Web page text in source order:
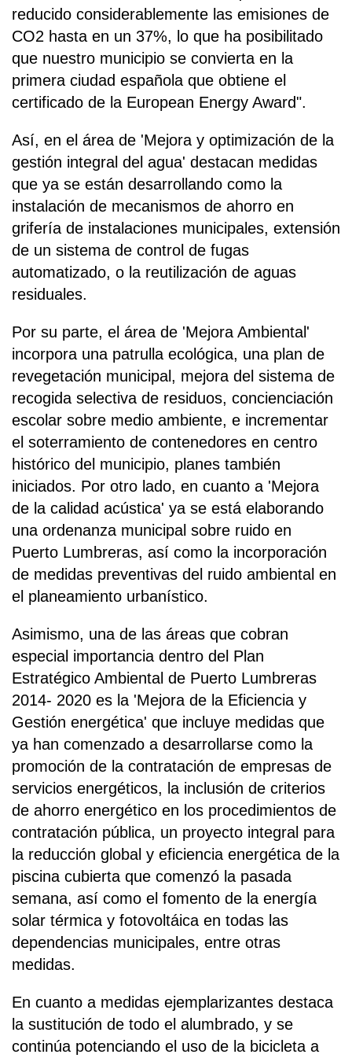
reducido considerablemente las emisiones de
CO2 hasta en un 37%, lo que ha posibilitado
que nuestro municipio se convierta en la
primera ciudad española que obtiene el
certificado de la European Energy Award".
Así, en el área de 'Mejora y optimización de la
gestión integral del agua' destacan medidas
que ya se están desarrollando como la
instalación de mecanismos de ahorro en
grifería de instalaciones municipales, extensión
de un sistema de control de fugas
automatizado, o la reutilización de aguas
residuales.
Por su parte, el área de 'Mejora Ambiental'
incorpora una patrulla ecológica, una plan de
revegetación municipal, mejora del sistema de
recogida selectiva de residuos, concienciación
escolar sobre medio ambiente, e incrementar
el soterramiento de contenedores en centro
histórico del municipio, planes también
iniciados. Por otro lado, en cuanto a 'Mejora
de la calidad acústica' ya se está elaborando
una ordenanza municipal sobre ruido en
Puerto Lumbreras, así como la incorporación
de medidas preventivas del ruido ambiental en
el planeamiento urbanístico.
Asimismo, una de las áreas que cobran
especial importancia dentro del Plan
Estratégico Ambiental de Puerto Lumbreras
2014- 2020 es la 'Mejora de la Eficiencia y
Gestión energética' que incluye medidas que
ya han comenzado a desarrollarse como la
promoción de la contratación de empresas de
servicios energéticos, la inclusión de criterios
de ahorro energético en los procedimientos de
contratación pública, un proyecto integral para
la reducción global y eficiencia energética de la
piscina cubierta que comenzó la pasada
semana, así como el fomento de la energía
solar térmica y fotovoltáica en todas las
dependencias municipales, entre otras
medidas.
En cuanto a medidas ejemplarizantes destaca
la sustitución de todo el alumbrado, y se
continúa potenciando el uso de la bicicleta a